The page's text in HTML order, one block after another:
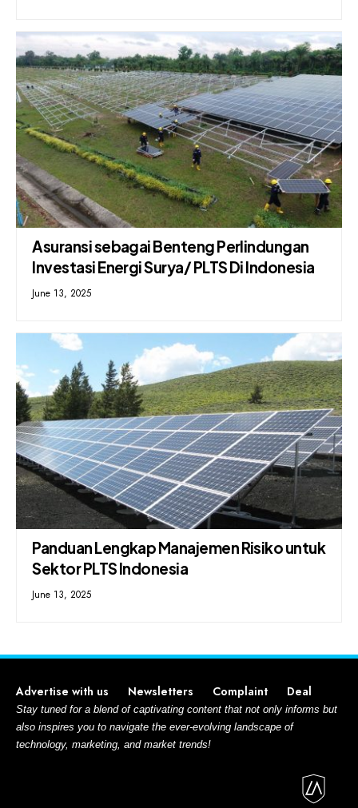
Asuransi sebagai Benteng Perlindungan
Investasi Energi Surya/ PLTS Di Indonesia
June 13, 2025
Panduan Lengkap Manajemen Risiko untuk
Sektor PLTS Indonesia
June 13, 2025
Advertise with us Newsletters Complaint Deal
Stay tuned for a blend of captivating content that not only informs but
also inspires you to navigate the ever-evolving landscape of
technology, marketing, and market trends!